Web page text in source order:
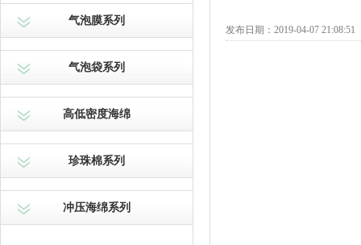
气泡膜系列
气泡袋系列
高低密度海绵
珍珠棉系列
冲压海绵系列
发布日期：2019-04-07 21:08:51